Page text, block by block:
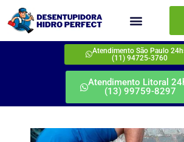
Atendimento São Paulo
(11) 94725-3760
Atendimento Litoral
(13) 99759-8297